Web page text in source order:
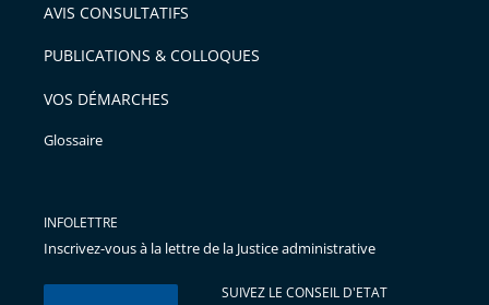
avant
AVIS CONSULTATIFS
PUBLICATIONS & COLLOQUES
VOS DÉMARCHES
Glossaire
INFOLETTRE
Inscrivez-vous à la lettre de la Justice administrative
SUIVEZ LE CONSEIL D'ETAT